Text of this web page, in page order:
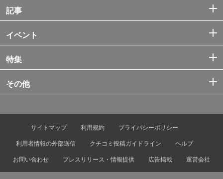
記事
イベント
特集
その他
サイトマップ 利用規約
プライバシーポリシー
利用者情報の外部送信
クチコミ投稿ガイドライン
ヘルプ
お問い合わせ
プレスリリース・情報提供 広告掲載 運営会社